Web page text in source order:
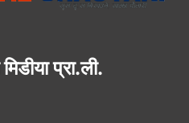
प्रा.ली.